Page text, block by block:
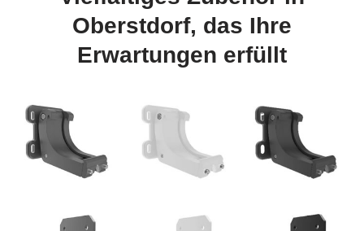
Oberstdorf, das Ihre
Erwartungen erfüllt